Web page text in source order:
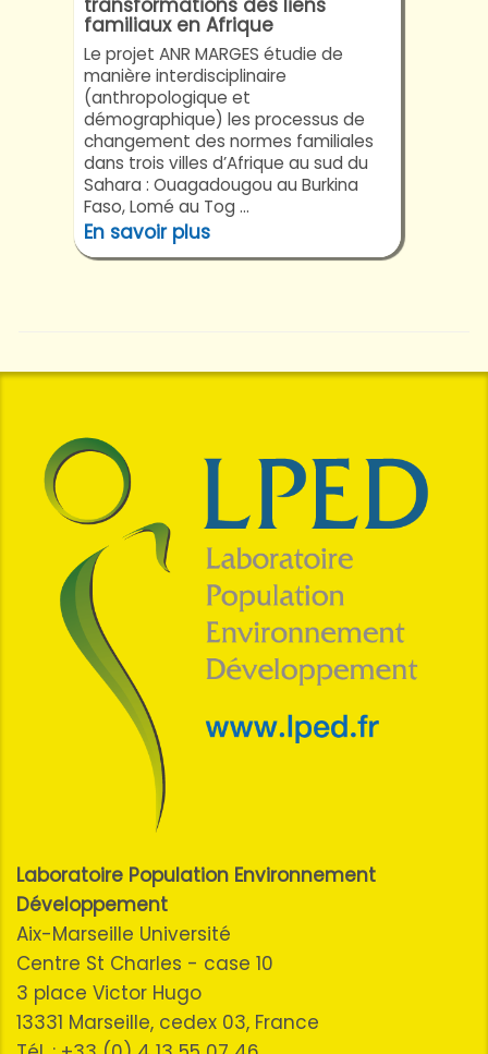
transformations des liens
familiaux en Afrique
Le projet ANR MARGES étudie de
manière interdisciplinaire
(anthropologique et
démographique) les processus de
changement des normes familiales
dans trois villes d’Afrique au sud du
Sahara : Ouagadougou au Burkina
Faso, Lomé au Tog ...
En savoir plus
Laboratoire Population Environnement
Développement
Aix-Marseille Université
Centre St Charles - case 10
3 place Victor Hugo
13331 Marseille, cedex 03, France